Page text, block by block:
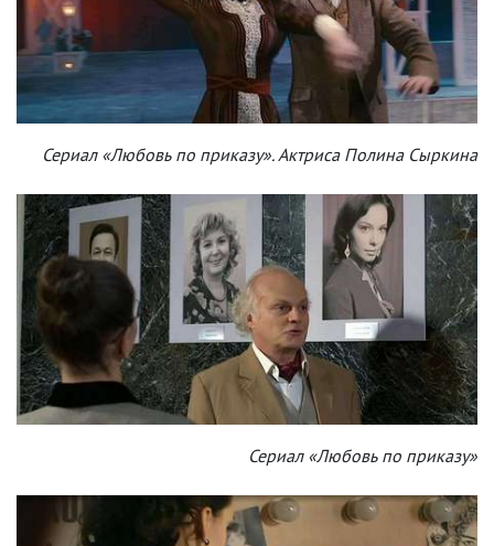
Сериал «Любовь по приказу». Актриса Полина Сыркина
Сериал «Любовь по приказу»